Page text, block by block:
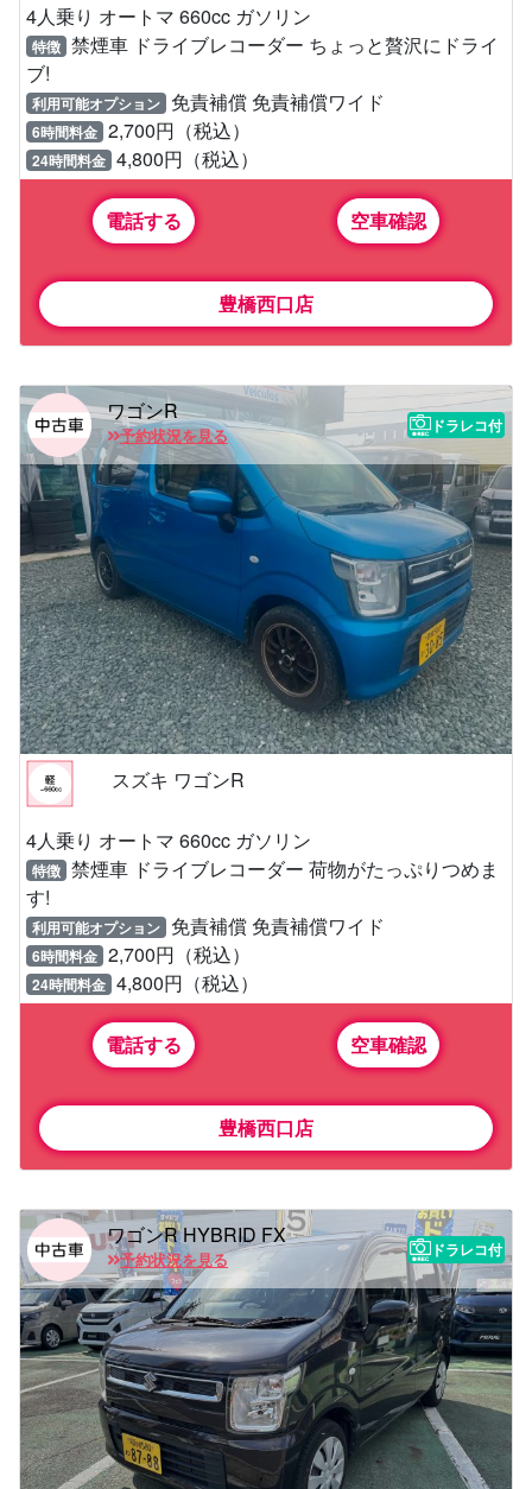
4人乗り オートマ 660cc ガソリン
特徴 禁煙車 ドライブレコーダー ちょっと贅沢にドライ
ブ!
利用可能オプション 免責補償 免責補償ワイド
6時間料金 2,700円（税込）
24時間料金 4,800円（税込）
電話する 空車確認
豊橋西口店
ワゴンR
予約状況を見る
ドラレコ付
スズキ ワゴンR
4人乗り オートマ 660cc ガソリン
特徴 禁煙車 ドライブレコーダー 荷物がたっぷりつめま
す!
利用可能オプション 免責補償 免責補償ワイド
6時間料金 2,700円（税込）
24時間料金 4,800円（税込）
電話する 空車確認
豊橋西口店
ワゴンR HYBRID FX
予約状況を見る
ドラレコ付